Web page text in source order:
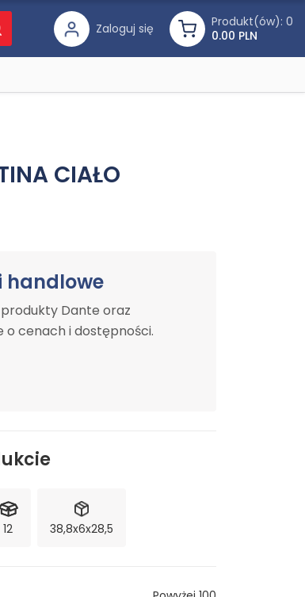
Produkt(ów): 0
0.00 PLN
Zaloguj się
CIAŁO
handlowe
Dante oraz
cenach i dostępności.
12 38,8x6x28,5